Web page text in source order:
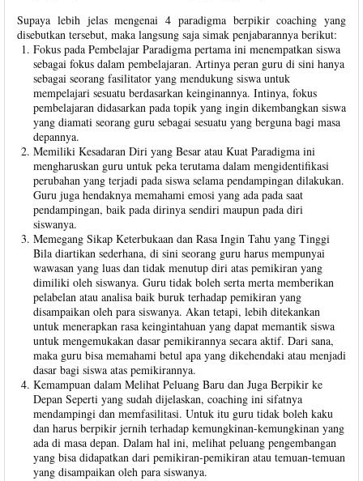
Supaya lebih jelas mengenai 4 paradigma berpikir coaching yang
disebutkan tersebut, maka langsung saja simak penjabarannya berikut:
Fokus pada Pembelajar Paradigma pertama ini menempatkan siswa
sebagai fokus dalam pembelajaran. Artinya peran guru di sini hanya
sebagai seorang fasilitator yang mendukung siswa untuk
mempelajari sesuatu berdasarkan keinginannya. Intinya, fokus
pembelajaran didasarkan pada topik yang ingin dikembangkan siswa
yang diamati seorang guru sebagai sesuatu yang berguna bagi masa
depannya.
Memiliki Kesadaran Diri yang Besar atau Kuat Paradigma ini
mengharuskan guru untuk peka terutama dalam mengidentifikasi
perubahan yang terjadi pada siswa selama pendampingan dilakukan.
Guru juga hendaknya memahami emosi yang ada pada saat
pendampingan, baik pada dirinya sendiri maupun pada diri
siswanya.
Memegang Sikap Keterbukaan dan Rasa Ingin Tahu yang Tinggi
Bila diartikan sederhana, di sini seorang guru harus mempunyai
wawasan yang luas dan tidak menutup diri atas pemikiran yang
dimiliki oleh siswanya. Guru tidak boleh serta merta memberikan
pelabelan atau analisa baik buruk terhadap pemikiran yang
disampaikan oleh para siswanya. Akan tetapi, lebih ditekankan
untuk menerapkan rasa keingintahuan yang dapat memantik siswa
untuk mengemukakan dasar pemikirannya secara aktif. Dari sana,
maka guru bisa memahami betul apa yang dikehendaki atau menjadi
dasar bagi siswa atas pemikirannya.
Kemampuan dalam Melihat Peluang Baru dan Juga Berpikir ke
Depan Seperti yang sudah dijelaskan, coaching ini sifatnya
mendampingi dan memfasilitasi. Untuk itu guru tidak boleh kaku
dan harus berpikir jernih terhadap kemungkinan-kemungkinan yang
ada di masa depan. Dalam hal ini, melihat peluang pengembangan
yang bisa didapatkan dari pemikiran-pemikiran atau temuan-temuan
yang disampaikan oleh para siswanya.